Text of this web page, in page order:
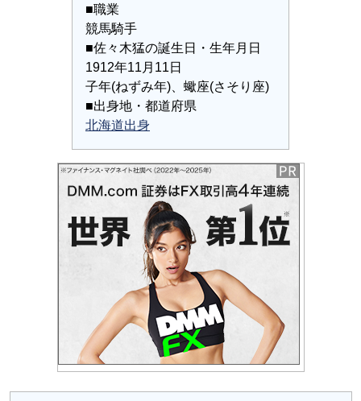
■職業
競馬騎手
■佐々木猛の誕生日・生年月日
1912年11月11日
子年(ねずみ年)、蠍座(さそり座)
■出身地・都道府県
北海道出身